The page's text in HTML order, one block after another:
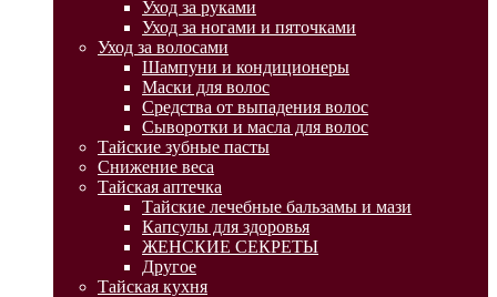
Уход за руками
Уход за ногами и пяточками
Уход за волосами
Шампуни и кондиционеры
Маски для волос
Средства от выпадения волос
Сыворотки и масла для волос
Тайские зубные пасты
Снижение веса
Тайская аптечка
Тайские лечебные бальзамы и мази
Капсулы для здоровья
ЖЕНСКИЕ СЕКРЕТЫ
Другое
Тайская кухня